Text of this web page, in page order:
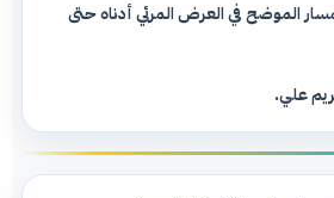
الموضح في العرض المرئي أدناه حتى
علي.